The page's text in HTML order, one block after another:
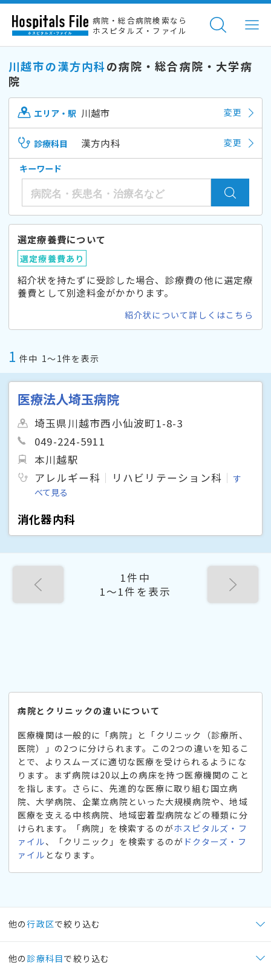
病院・総合病院検索なら
ホスピタルズ・ファイル
川越市の漢方内科の病院・総合病院・大学病
院
エリア・駅 川越市 変更
診療科目 漢方内科 変更
キーワード
選定療養費について
選定療養費あり
紹介状を持たずに受診した場合、診療費の他に選定療
養費として別途料金がかかります。
紹介状について詳しくはこちら
1 件中 1〜1件を表示
医療法人埼玉病院
埼玉県川越市西小仙波町1-8-3
049-224-5911
本川越駅
アレルギー科
リハビリテーション科
す
べて見る
消化器内科
1件中
1〜1件を表示
病院とクリニックの違いについて
医療機関は一般的に「病院」と「クリニック（診療所、
医院）」の2つに分けられます。この2つの違いを知るこ
とで、よりスムーズに適切な医療を受けられるようにな
ります。まず病院は20以上の病床を持つ医療機関のこと
を指します。さらに、先進的な医療に取り組む国立病
院、大学病院、企業立病院といった大規模病院や、地域
医療を支える中核病院、地域密着型病院などの種類に分
けられます。「病院」を検索するのがホスピタルズ・フ
ァイル、「クリニック」を検索するのが ドクターズ・フ
ァイル となります。
他の行政区で絞り込む
他の 診療科目で絞り込む